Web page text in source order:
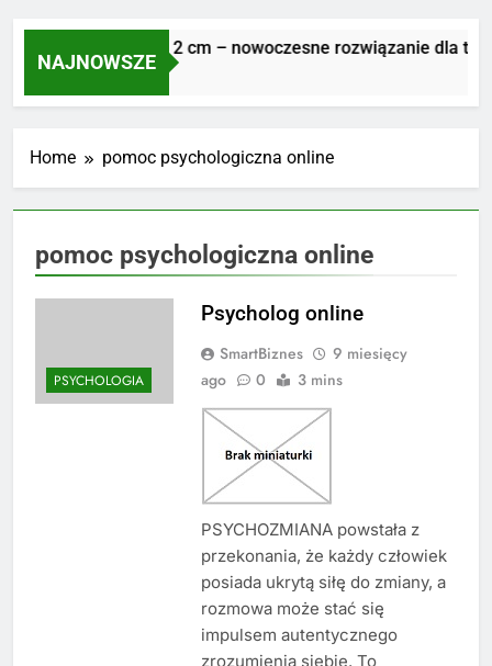
NAJNOWSZE
Płyty tarasowe 2 cm – nowoczesne rozwiązanie dla
1 Tydzień Ago
Home pomoc psychologiczna online
pomoc psychologiczna online
PSYCHOLOGIA
Psycholog online
SmartBiznes
9 miesięcy
ago
0 3 mins
PSYCHOZMIANA powstała z
przekonania, że każdy człowiek
posiada ukrytą siłę do zmiany, a
rozmowa może stać się
impulsem autentycznego
zrozumienia siebie. To